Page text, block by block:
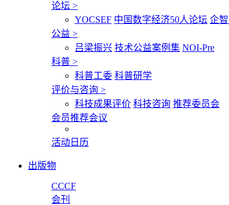
论坛 >
YOCSEF 中国数字经济50人论坛 企
公益 >
吕梁振兴 技术公益案例集 NOI-Pre
科普 >
科普工委 科普研学
评价与咨询 >
科技成果评价 科技咨询 推荐委员会
会员推荐会议
活动日历
出版物
CCCF
会刊